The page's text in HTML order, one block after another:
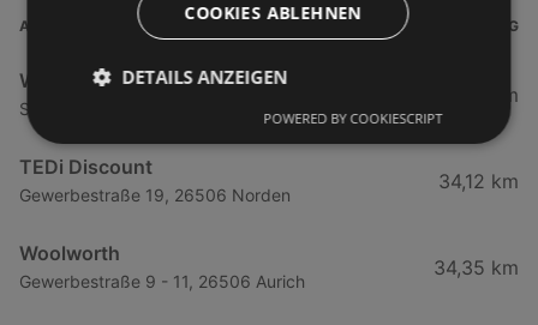
ADRESSE ENTFERNUNG
Woolworth
Strandstraße 41 - 43, 26757 Leer
0,36 km
TEDi Discount
Gewerbestraße 19, 26506 Norden
34,12 km
Woolworth
Gewerbestraße 9 - 11, 26506 Aurich
34,35 km
COOKIES ABLEHNEN
DETAILS ANZEIGEN
POWERED BY COOKIESCRIPT